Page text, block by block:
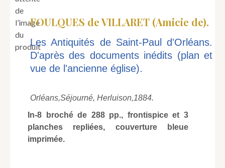
FOULQUES de VILLARET (Amicie de).
Les Antiquités de Saint-Paul d'Orléans.
D'après des documents inédits (plan et
vue de l'ancienne église).
Orléans,Séjourné, Herluison,1884.
In-8 broché de 288 pp., frontispice et 3
planches repliées, couverture bleue
imprimée.